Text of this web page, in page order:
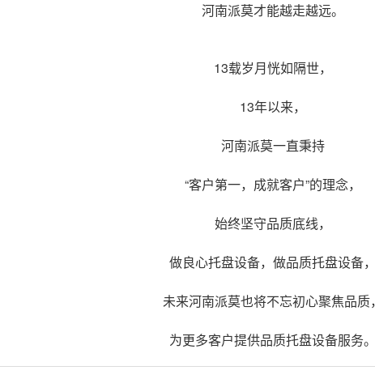
河南派莫才能越走越远。
13载岁月恍如隔世，
13年以来，
河南派莫一直秉持
“客户第一，成就客户”的理念，
始终坚守品质底线，
做良心托盘设备，做品质托盘设备，
未来河南派莫也将不忘初心聚焦品质，
为更多客户提供品质托盘设备服务。